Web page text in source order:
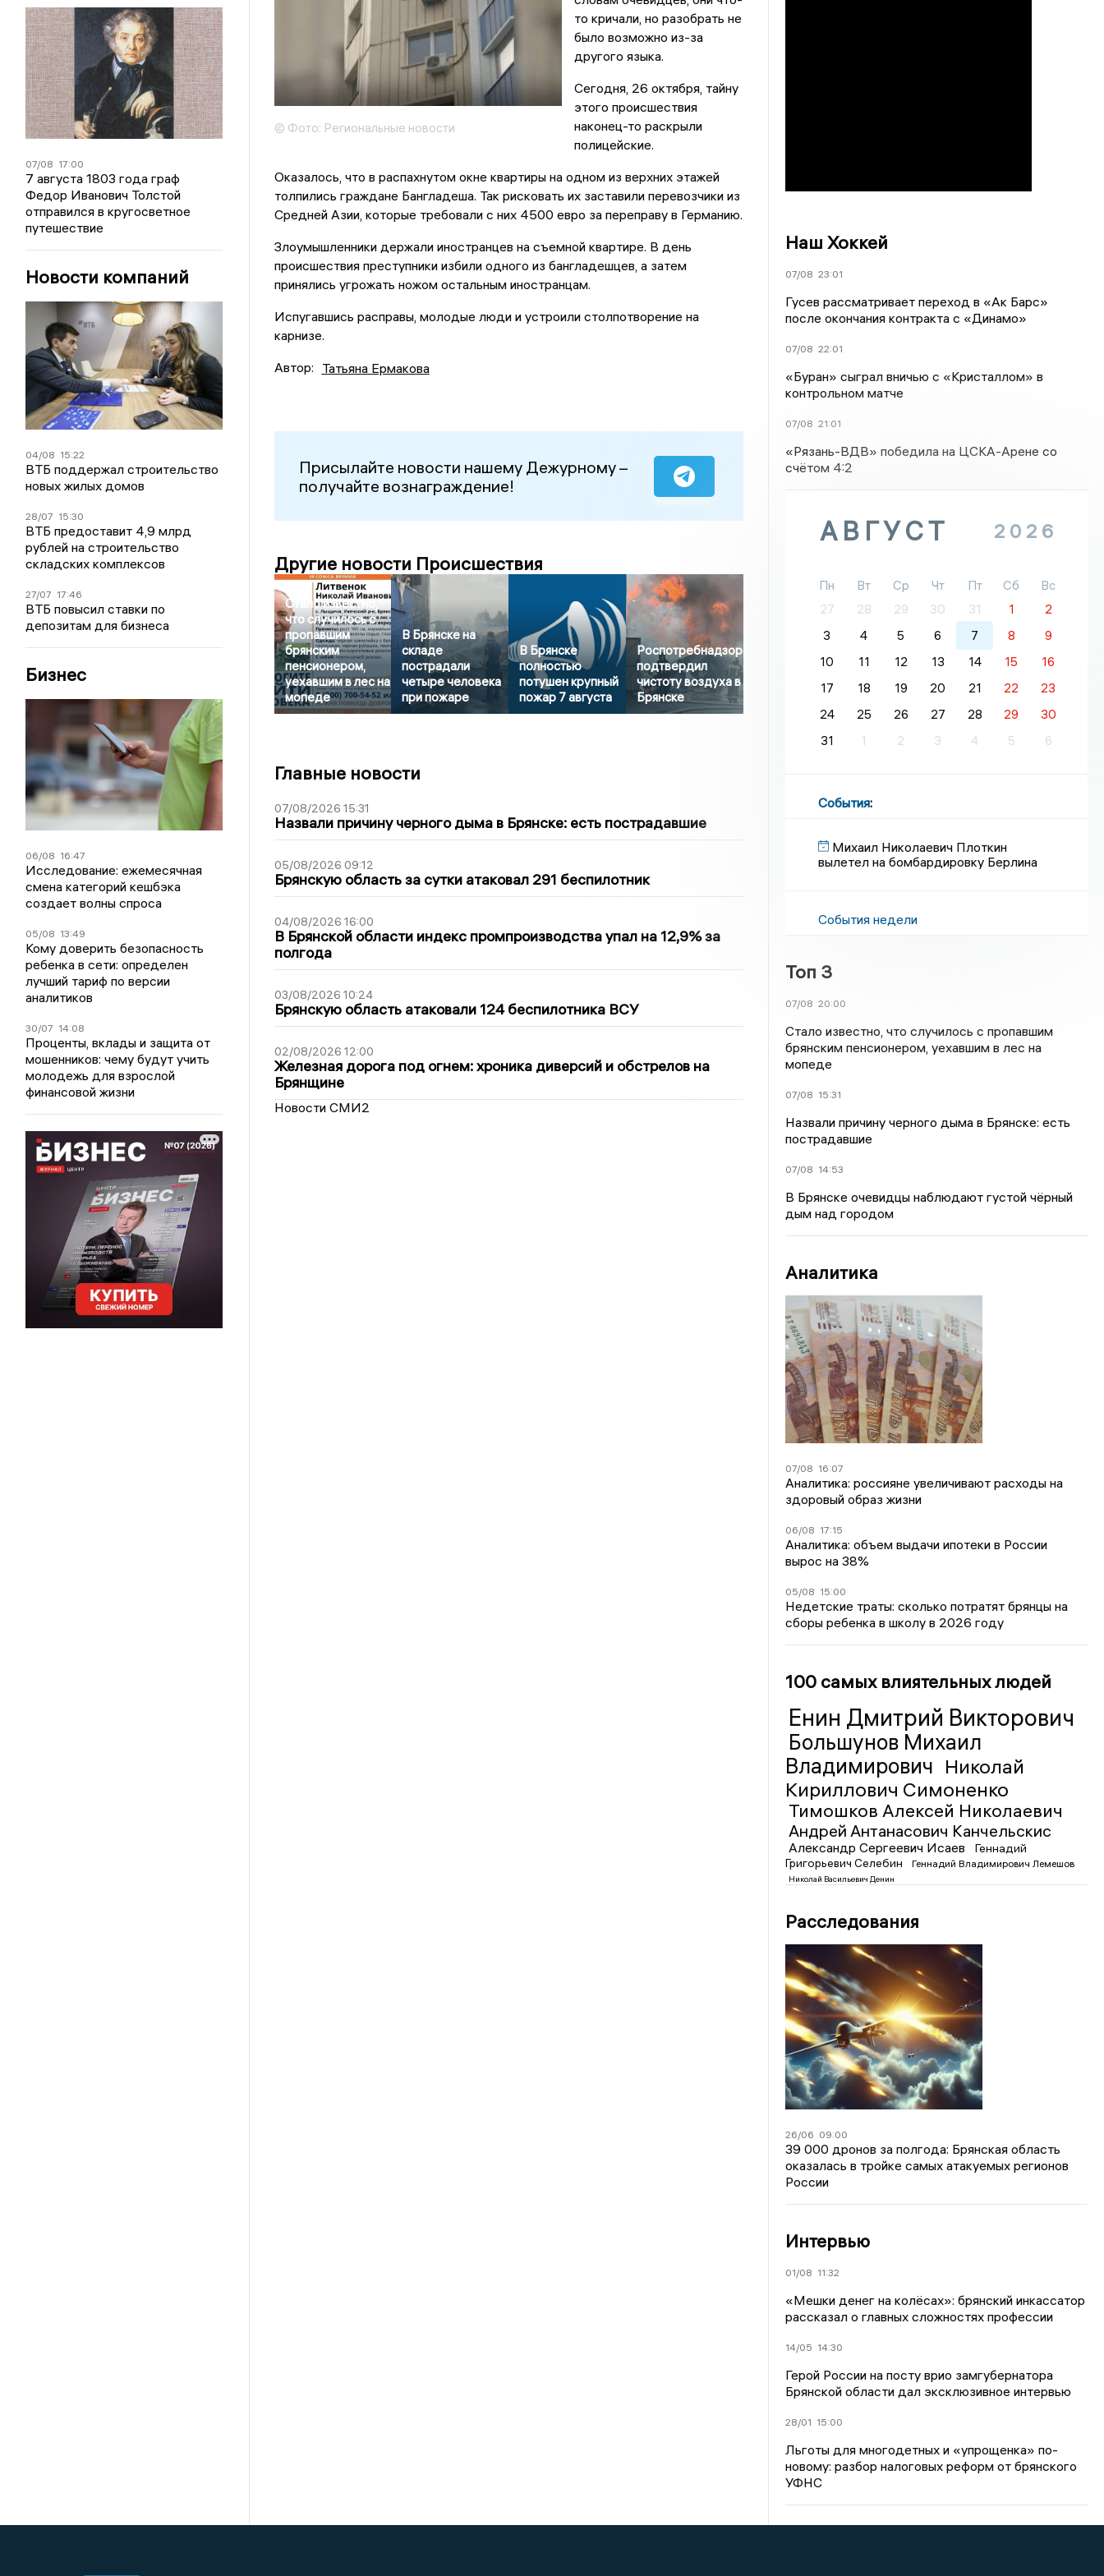
07/08 17:00
7 августа 1803 года граф
Федор Иванович Толстой
отправился в кругосветное
путешествие
Новости компаний
04/08 15:22
ВТБ поддержал строительство
новых жилых домов
28/07 15:30
ВТБ предоставит 4,9 млрд
рублей на строительство
складских комплексов
27/07 17:46
ВТБ повысил ставки по
депозитам для бизнеса
Бизнес
06/08 16:47
Исследование: ежемесячная
смена категорий кешбэка
создает волны спроса
05/08 13:49
Кому доверить безопасность
ребенка в сети: определен
лучший тариф по версии
аналитиков
30/07 14:08
Проценты, вклады и защита от
мошенников: чему будут учить
молодежь для взрослой
финансовой жизни
© Фото: Региональные новости
то кричали, но разобрать не
было возможно из-за
другого языка.
Сегодня, 26 октября, тайну
этого происшествия
наконец-то раскрыли
полицейские.
Оказалось, что в распахнутом окне квартиры на одном из верхних этажей
толпились граждане Бангладеша. Так рисковать их заставили перевозчики из
Средней Азии, которые требовали с них 4500 евро за переправу в Германию.
Злоумышленники держали иностранцев на съемной квартире. В день
происшествия преступники избили одного из бангладешцев, а затем
принялись угрожать ножом остальным иностранцам.
Испугавшись расправы, молодые люди и устроили столпотворение на
карнизе.
Автор: Татьяна Ермакова
Присылайте новости нашему Дежурному –
получайте вознаграждение!
Другие новости Происшествия
Стало известно,
что случилось с
пропавшим
брянским
пенсионером,
уехавшим в лес на
мопеде
В Брянске на
складе
пострадали
четыре человека
при пожаре
В Брянске
полностью
потушен крупный
пожар 7 августа
Роспотребнадзор
подтвердил
чистоту воздуха в
Брянске
Главные новости
07/08/2026 15:31
Назвали причину черного дыма в Брянске: есть пострадавшие
05/08/2026 09:12
Брянскую область за сутки атаковал 291 беспилотник
04/08/2026 16:00
В Брянской области индекс промпроизводства упал на 12,9% за
полгода
03/08/2026 10:24
Брянскую область атаковали 124 беспилотника ВСУ
02/08/2026 12:00
Железная дорога под огнем: хроника диверсий и обстрелов на
Брянщине
Новости СМИ2
Наш Хоккей
07/08 23:01
Гусев рассматривает переход в «Ак Барс»
после окончания контракта с «Динамо»
07/08 22:01
«Буран» сыграл вничью с «Кристаллом» в
контрольном матче
07/08 21:01
«Рязань-ВДВ» победила на ЦСКА-Арене со
счётом 4:2
АВГУСТ 2026
Пн Вт Ср Чт Пт Сб
Вс
27
28 29 30 31 1
2
3
4 5 6 7 8
9
10
11 12 13 14 15
16
17
18 19 20 21 22
23
24
25 26 27 28 29
30
31
1 2 3 4 5 6
События:
Михаил Николаевич Плоткин
вылетел на бомбардировку Берлина
События недели
Топ 3
07/08 20:00
Стало известно, что случилось с пропавшим
брянским пенсионером, уехавшим в лес на
мопеде
07/08 15:31
Назвали причину черного дыма в Брянске: есть
пострадавшие
07/08 14:53
В Брянске очевидцы наблюдают густой чёрный
дым над городом
Аналитика
07/08 16:07
Аналитика: россияне увеличивают расходы на
здоровый образ жизни
06/08 17:15
Аналитика: объем выдачи ипотеки в России
вырос на 38%
05/08 15:00
Недетские траты: сколько потратят брянцы на
сборы ребенка в школу в 2026 году
100 самых влиятельных людей
Енин Дмитрий Викторович
Большунов Михаил
Владимирович Николай
Кириллович Симоненко
Тимошков Алексей Николаевич
Андрей Антанасович Канчельскис
Александр Сергеевич Исаев
Геннадий
Григорьевич Селебин
Геннадий Владимирович Лемешов
Николай Васильевич Денин
Расследования
26/06 09:00
39 000 дронов за полгода: Брянская область
оказалась в тройке самых атакуемых регионов
России
Интервью
01/08 11:32
«Мешки денег на колёсах»: брянский инкассатор
рассказал о главных сложностях профессии
14/05 14:30
Герой России на посту врио замгубернатора
Брянской области дал эксклюзивное интервью
28/01 15:00
Льготы для многодетных и «упрощенка» по-
новому: разбор налоговых реформ от брянского
УФНС